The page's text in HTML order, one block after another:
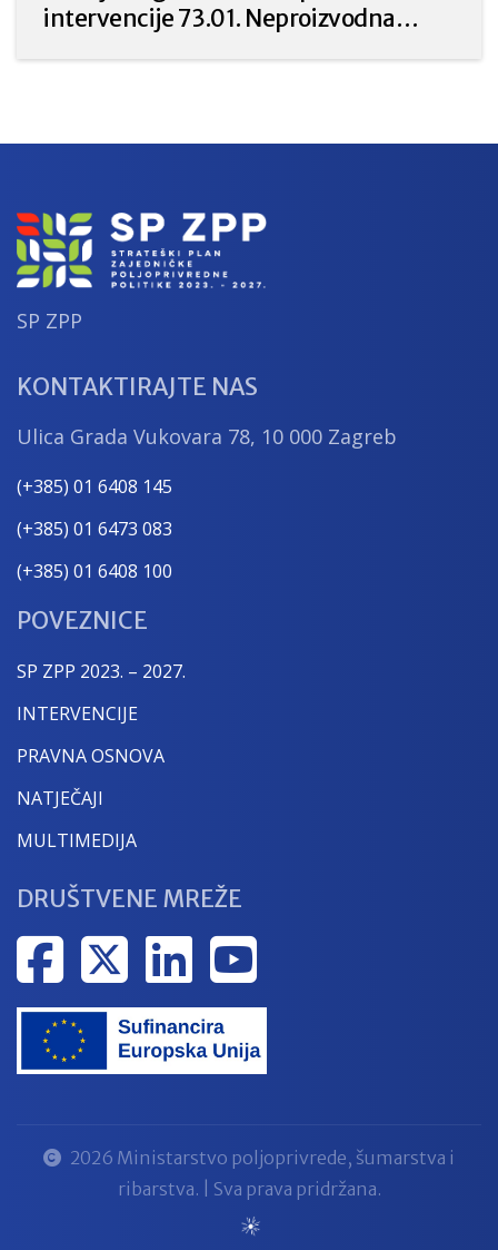
intervencije 73.01. Neproizvodna
Hrvatske 2023. – 2027.
SP ZPP
KONTAKTIRAJTE NAS
Ulica Grada Vukovara 78, 10 000 Zagreb
(+385) 01 6408 145
(+385) 01 6473 083
(+385) 01 6408 100
POVEZNICE
SP ZPP 2023. – 2027.
INTERVENCIJE
PRAVNA OSNOVA
NATJEČAJI
MULTIMEDIJA
DRUŠTVENE MREŽE
2026 Ministarstvo poljoprivrede, šumarstva i
ribarstva. | Sva prava pridržana.